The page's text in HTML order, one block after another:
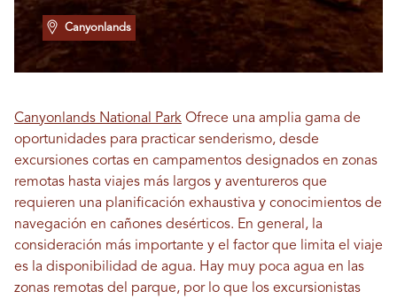
Canyonlands
Canyonlands National Park Ofrece una amplia gama de
oportunidades para practicar senderismo, desde
excursiones cortas en campamentos designados en zonas
remotas hasta viajes más largos y aventureros que
requieren una planificación exhaustiva y conocimientos de
navegación en cañones desérticos. En general, la
consideración más importante y el factor que limita el viaje
es la disponibilidad de agua. Hay muy poca agua en las
zonas remotas del parque, por lo que los excursionistas